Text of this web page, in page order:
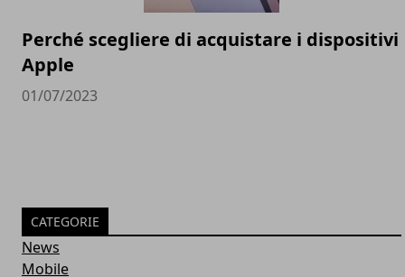
Perché scegliere di acquistare i dispositivi
Apple
01/07/2023
CATEGORIE
News
Mobile